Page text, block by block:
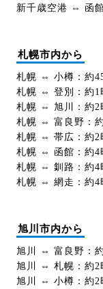
新千歳空港 ⇔ 函
札幌市内から
札幌 ⇔ 小樽：約
札幌 ⇔ 登別：約1
札幌 ⇔ 旭川：約2
札幌 ⇔ 富良野：
札幌 ⇔ 帯広：約2
札幌 ⇔ 函館：約4
札幌 ⇔ 釧路：約4
札幌 ⇔ 網走：約4
旭川市内から
旭川 ⇔ 富良野：
旭川 ⇔ 札幌：約2
旭川 ⇔ 小樽：約2